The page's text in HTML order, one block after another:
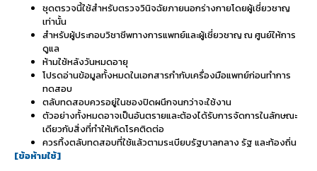
ชุดตรวจนี้ใช้สำหรับตรวจวินิจฉัยภายนอกร่างกายโดยผู้เชี่ยวชาญ
เท่านั้น
สำหรับผู้ประกอบวิชาชีพทางการแพทย์และผู้เชี่ยวชาญ ณ ศูนย์ให้การ
ดูแล
ห้ามใช้หลังวันหมดอายุ
โปรดอ่านข้อมูลทั้งหมดในเอกสารกำกับเครื่องมือแพทย์ก่อนทำการ
ทดสอบ
ตลับทดสอบควรอยู่ในซองปิดผนึกจนกว่าจะใช้งาน
ตัวอย่างทั้งหมดอาจเป็นอันตรายและต้องได้รับการจัดการในลักษณะ
เดียวกับสิ่งที่ทำให้เกิดโรคติดต่อ
ควรทิ้งตลับทดสอบที่ใช้แล้วตามระเบียบรัฐบาลกลาง รัฐ และท้องถิ่น
[ข้อห้ามใช้]